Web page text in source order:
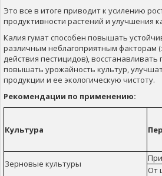
Это все в итоге приводит к усилению
продуктивности растений и улучшения
Калия гумат способен повышать
различным неблагоприятным факторам
действия пестицидов),
повышать урожайность культур,
продукции и ее экологическую чистоту.
Рекомендации по применению:
Культура
Зерновые культуры
При
От